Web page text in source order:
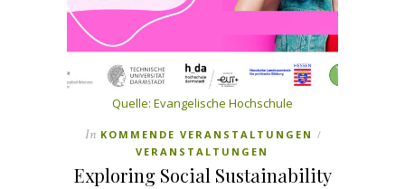
Quelle: Evangelische Hochschule
In KOMMENDE VERANSTALTUNGEN /
VERANSTALTUNGEN
Exploring Social Sustainability